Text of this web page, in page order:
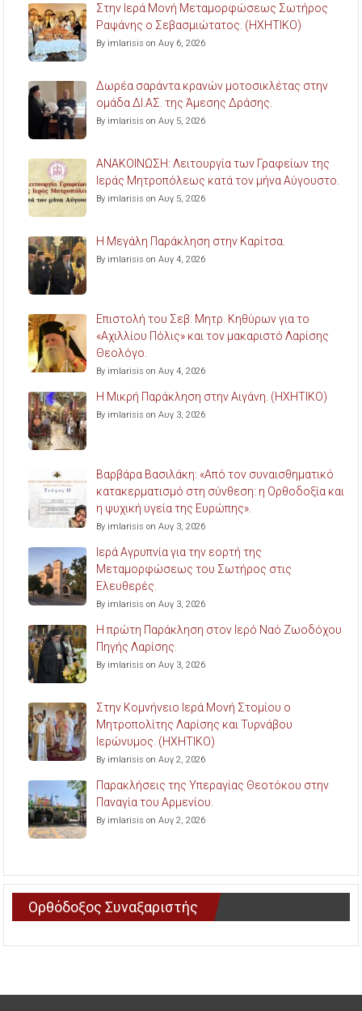
Στην Ιερά Μονή Μεταμορφώσεως Σωτήρος
Ραψάνης ο Σεβασμιώτατος. (ΗΧΗΤΙΚΟ)
By imlarisis on Αυγ 6, 2026
Δωρέα σαράντα κρανών μοτοσικλέτας στην
ομάδα ΔΙ.ΑΣ. της Άμεσης Δράσης.
By imlarisis on Αυγ 5, 2026
ΑΝΑΚΟΙΝΩΣΗ: Λειτουργία των Γραφείων της
Ιεράς Μητροπόλεως κατά τον μήνα Αύγουστο.
By imlarisis on Αυγ 5, 2026
Η Μεγάλη Παράκληση στην Καρίτσα.
By imlarisis on Αυγ 4, 2026
Επιστολή του Σεβ. Μητρ. Κηθύρων για το
«Αχιλλίου Πόλις» και τον μακαριστό Λαρίσης
Θεολόγο.
By imlarisis on Αυγ 4, 2026
Η Μικρή Παράκληση στην Αιγάνη. (ΗΧΗΤΙΚΟ)
By imlarisis on Αυγ 3, 2026
Βαρβάρα Βασιλάκη: «Από τον συναισθηματικό
κατακερματισμό στη σύνθεση: η Ορθοδοξία και
η ψυχική υγεία της Ευρώπης».
By imlarisis on Αυγ 3, 2026
Ιερά Αγρυπνία για την εορτή της
Μεταμορφώσεως του Σωτήρος στις
Ελευθερές.
By imlarisis on Αυγ 3, 2026
Η πρώτη Παράκληση στον Ιερό Ναό Ζωοδόχου
Πηγής Λαρίσης.
By imlarisis on Αυγ 3, 2026
Στην Κομνήνειο Ιερά Μονή Στομίου ο
Μητροπολίτης Λαρίσης και Τυρνάβου
Ιερώνυμος. (ΗΧΗΤΙΚΟ)
By imlarisis on Αυγ 2, 2026
Παρακλήσεις της Υπεραγίας Θεοτόκου στην
Παναγία του Αρμενίου.
By imlarisis on Αυγ 2, 2026
Ορθόδοξος Συναξαριστής